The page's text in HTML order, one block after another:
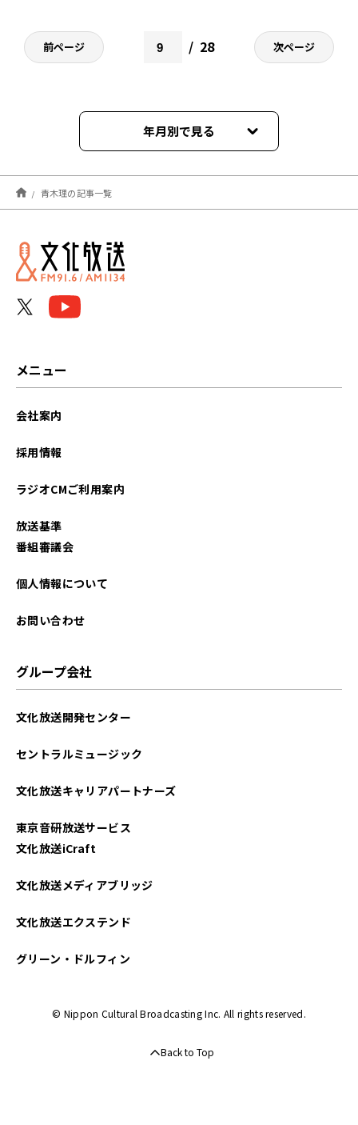
前ページ 28 次ページ
年月別で見る
2026年08月
2026年07月
2026年06月
2025年09月
2025年06月
2025年01月
2024年12月
2024年11月
青木理の記事一覧
メニュー
会社案内
採用情報
ラジオCMご利用案内
放送基準
番組審議会
個人情報について
お問い合わせ
グループ会社
文化放送開発センター
セントラルミュージック
文化放送キャリアパートナーズ
東京音研放送サービス
文化放送iCraft
文化放送メディアブリッジ
文化放送エクステンド
グリーン・ドルフィン
© Nippon Cultural Broadcasting Inc. All rights reserved.
Back to Top